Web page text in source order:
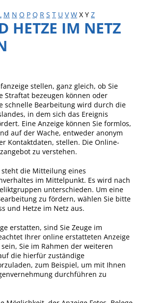
Social Media
Parkraumkonzept
Kindertageseinrichtungen
Schulkindbetreuung
Grundschule
Mensa
Musikschule
Gemeindebücherei
Jugendhaus
Sportstätten
Freiwillige Feuerwehr
Bauhof
Häckselplatz
M N O P Q R S T U V W X Y Z
HETZE IM NETZ
stellen, ganz gleich, ob Sie
Straftat bezeugen können oder
schnelle Bearbeitung wird durch die
in dem sich das Ereignis
Eine Anzeige können Sie formlos,
auf der Wache, entweder anonym
Kontaktdaten, stellen. Die Online-
zu verstehen.
die Mitteilung eines
im Mittelpunkt. Es wird nach
unterschieden. Um eine
zu fördern, wählen Sie bitte
und Hetze im Netz aus.
erstatten, sind Sie Zeuge im
Ihrer online erstatteten Anzeige
Sie im Rahmen der weiteren
die hierfür zuständige
zum Beispiel, um mit Ihnen
durchführen zu